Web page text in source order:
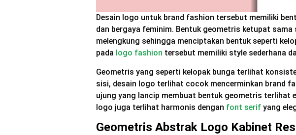
Desain logo untuk brand fashion tersebut memiliki
dan bergaya feminim. Bentuk geometris ketupat
melengkung sehingga menciptakan bentuk seperti
pada logo fashion tersebut memiliki style sederhana
Geometris yang seperti kelopak bunga terlihat
sisi, desain logo terlihat cocok mencerminkan brand
ujung yang lancip membuat bentuk geometris terlihat
logo juga terlihat harmonis dengan font serif yang
Geometris Abstrak Logo Kabinet